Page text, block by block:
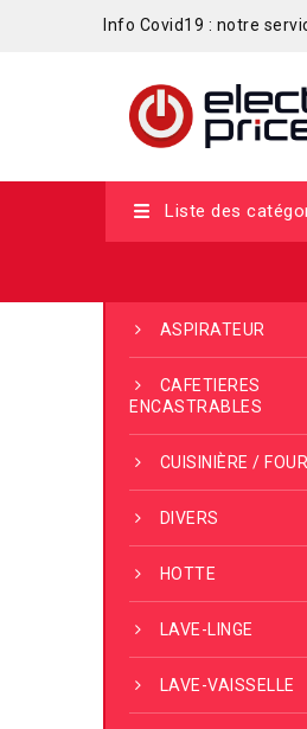
Info Covid19 : notre
Liste des
ASPIRATEUR
CAFETIERES
ENCASTRABLES
CUISINIÈRE / FOUR
DIVERS
HOTTE
LAVE-LINGE
LAVE-VAISSELLE